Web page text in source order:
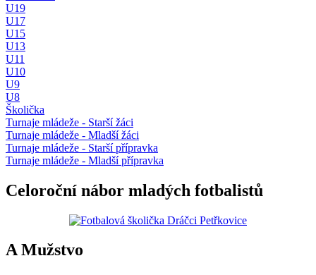
U19
U17
U15
U13
U11
U10
U9
U8
Školička
Turnaje mládeže - Starší žáci
Turnaje mládeže - Mladší žáci
Turnaje mládeže - Starší přípravka
Turnaje mládeže - Mladší přípravka
Celoroční nábor mladých fotbalistů
A Mužstvo